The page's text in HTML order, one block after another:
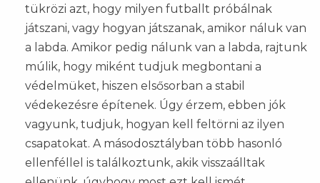
tükrözi azt, hogy milyen futballt próbálnak
játszani, vagy hogyan játszanak, amikor náluk van
a labda. Amikor pedig nálunk van a labda, rajtunk
múlik, hogy miként tudjuk megbontani a
védelmüket, hiszen elsősorban a stabil
védekezésre építenek. Úgy érzem, ebben jók
vagyunk, tudjuk, hogyan kell feltörni az ilyen
csapatokat. A másodosztályban több hasonló
ellenféllel is találkoztunk, akik visszaálltak